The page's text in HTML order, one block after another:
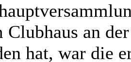
an
hat, war die